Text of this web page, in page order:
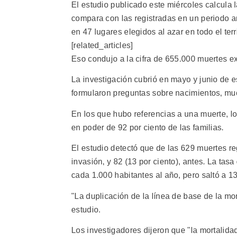
El estudio publicado este miércoles calcula
compara con las registradas en un periodo
en 47 lugares elegidos al azar en todo el
[related_articles]
Eso condujo a la cifra de 655.000 muertes
La investigación cubrió en mayo y junio de
formularon preguntas sobre nacimientos,
En los que hubo referencias a una muerte,
en poder de 92 por ciento de las familias.
El estudio detectó que de las 629 muertes
invasión, y 82 (13 por ciento), antes. La
cada 1.000 habitantes al año, pero saltó a
"La duplicación de la línea de base de la
estudio.
Los investigadores dijeron que "la